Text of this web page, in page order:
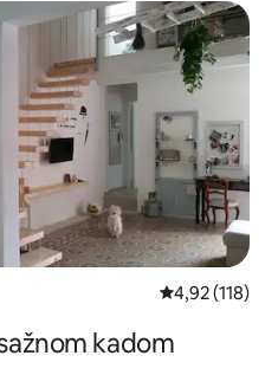
Prosječna
4,92 (118)
kadom